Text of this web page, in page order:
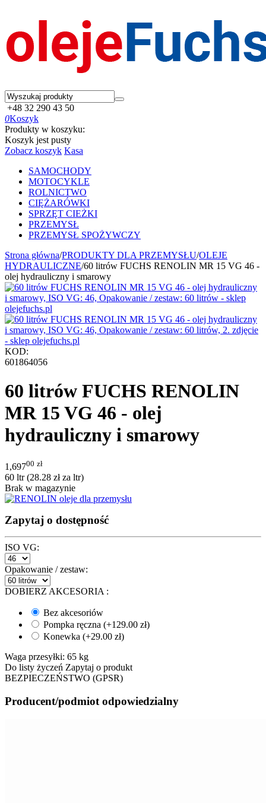
+48 32 290 43 50
0Koszyk
Produkty w koszyku:
Koszyk jest pusty
Zobacz koszyk Kasa
SAMOCHODY
MOTOCYKLE
ROLNICTWO
CIĘŻARÓWKI
SPRZĘT CIEŻKI
PRZEMYSŁ
PRZEMYSŁ SPOŻYWCZY
Strona główna/PRODUKTY DLA PRZEMYSŁU/OLEJE
HYDRAULICZNE/60 litrów FUCHS RENOLIN MR 15 VG 46 -
olej hydrauliczny i smarowy
KOD:
601864056
60 litrów FUCHS RENOLIN
MR 15 VG 46 - olej
hydrauliczny i smarowy
1,69700 zł
60 ltr (28.28 złza ltr)
Brak w magazynie
Zapytaj o dostępność
ISO VG:
Opakowanie / zestaw:
DOBIERZ AKCESORIA :
Bez akcesoriów
Pompka ręczna (+129.00 zł)
Konewka (+29.00 zł)
Waga przesyłki: 65 kg
Do listy życzeń Zapytaj o produkt
BEZPIECZEŃSTWO (GPSR)
Producent/podmiot odpowiedzialny